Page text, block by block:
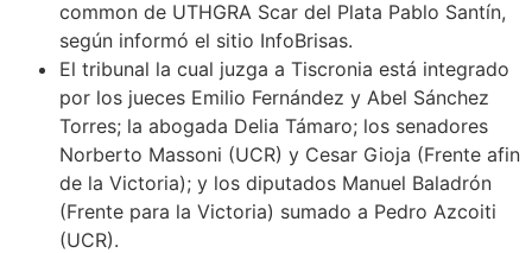
common de UTHGRA Scar del Plata Pablo Santín,
según informó el sitio InfoBrisas.
El tribunal la cual juzga a Tiscronia está integrado
por los jueces Emilio Fernández y Abel Sánchez
Torres; la abogada Delia Támaro; los senadores
Norberto Massoni (UCR) y Cesar Gioja (Frente afin
de la Victoria); y los diputados Manuel Baladrón
(Frente para la Victoria) sumado a Pedro Azcoiti
(UCR).